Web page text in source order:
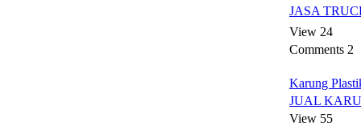
JASA
View 24
Comments 2
Karung
JUAL
View 55